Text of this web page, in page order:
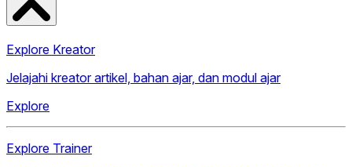
Explore Kreator
Jelajahi kreator artikel, bahan ajar, dan modul ajar
Explore
Explore Trainer